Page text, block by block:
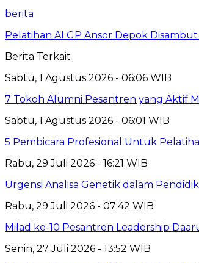
berita
Pelatihan AI GP Ansor Depok
Berita Terkait
Sabtu, 1 Agustus 2026 - 06:06 WIB
7 Tokoh Alumni Pesantren yang Aktif
Sabtu, 1 Agustus 2026 - 06:01 WIB
5 Pembicara Profesional Untuk
Rabu, 29 Juli 2026 - 16:21 WIB
Urgensi Analisa Genetik dalam
Rabu, 29 Juli 2026 - 07:42 WIB
Milad ke-10 Pesantren Leadership
Senin, 27 Juli 2026 - 13:52 WIB